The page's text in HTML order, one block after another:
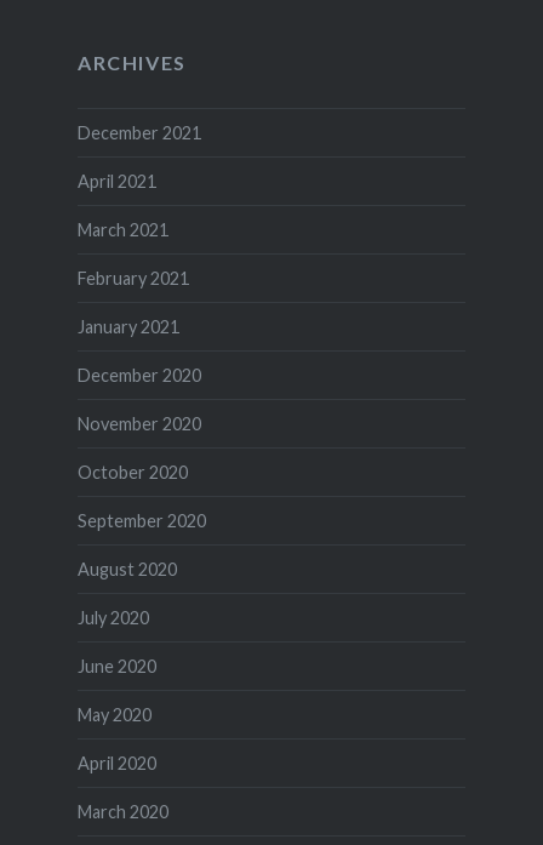
ARCHIVES
December 2021
April 2021
March 2021
February 2021
January 2021
December 2020
November 2020
October 2020
September 2020
August 2020
July 2020
June 2020
May 2020
April 2020
March 2020